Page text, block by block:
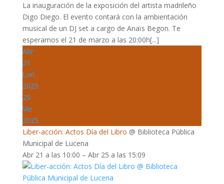
La inauguración de la exposición del artista madrileño
Digo Diego. El evento contará con la ambientación
musical de un DJ set a cargo de Anaïs Begon. Te
esperamos el 21 de marzo a las 20:00h[...]
Abr
21
Lun
2025
25
Vie
2025
Liber-acción: Actos Día del Libro @ Biblioteca Pública
Municipal de Lucena
Abr 21 a las 10:00 – Abr 25 a las 15:09